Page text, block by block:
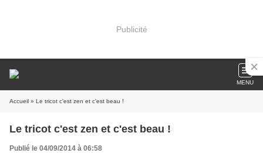
Publicité
MENU
Accueil » Le tricot c'est zen et c'est beau !
Le tricot c'est zen et c'est beau !
Publié le 04/09/2014 à 06:58